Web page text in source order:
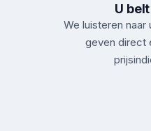
U
We luisteren naar
geven direct